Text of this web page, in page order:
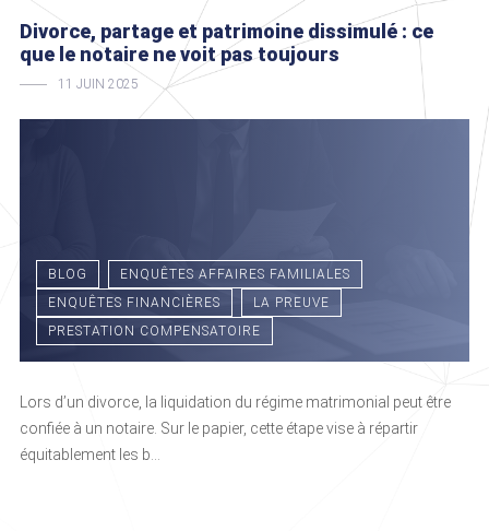
Divorce, partage et patrimoine dissimulé : ce
que le notaire ne voit pas toujours
11 JUIN 2025
BLOG
ENQUÊTES AFFAIRES FAMILIALES
ENQUÊTES FINANCIÈRES
LA PREUVE
PRESTATION COMPENSATOIRE
Lors d’un divorce, la liquidation du régime matrimonial peut être
confiée à un notaire. Sur le papier, cette étape vise à répartir
équitablement les b...